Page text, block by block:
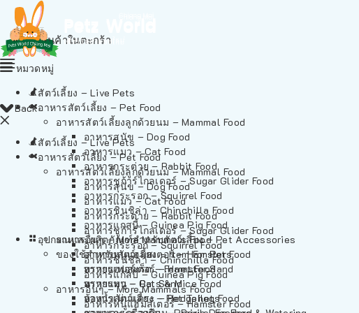
ไม่มีสินค้าในตะกร้า
Back
สัตว์เลี้ยง – Live Pets
อาหารสัตว์เลี้ยง – Pet Food
อาหารสัตว์เลี้ยงลูกด้วยนม – Mammal Food
อาหารสุนัข – Dog Food
อาหารแมว – Cat Food
อาหารกระต่าย – Rabbit Food
อาหารชูก้าร์ไกลเดอร์ – Sugar Glider Food
อาหารกระรอก – Squirrel Food
อาหารชินชิล่า – Chinchilla Food
อาหารแกสบี้ – Guinea Pig Food
อาหารอื่นๆ – More Mammals Food
อาหารหนูแฮมสเตอร์ – Hamster Food
หมวดหมู่
สัตว์เลี้ยง – Live Pets
อาหารสัตว์เลี้ยง – Pet Food
อาหารสัตว์เลี้ยงลูกด้วยนม – Mammal Food
อาหารสุนัข – Dog Food
อาหารแมว – Cat Food
อาหารกระต่าย – Rabbit Food
อาหารชูก้าร์ไกลเดอร์ – Sugar Glider Food
อาหารกระรอก – Squirrel Food
อาหารชินชิล่า – Chinchilla Food
อาหารแกสบี้ – Guinea Pig Food
อาหารอื่นๆ – More Mammals Food
อาหารหนูแฮมสเตอร์ – Hamster Food
อาหารเฟอร์เร็ต – Ferret Food
อาหารหนู – Rats & Mice Food
อาหารเม่นแคระ – Hedgehog Food
อุปกรณและผลิตภัณฑ์สำหรับสัตว์เลี้ยง – Pet Accessories
ของใช้สำหรับสัตว์เลี้ยง – Item For Pets
ทรายแฮมสเตอร์ – Hamster Sand
ทรายแมว – Cat Sand
ห้องน้ำสัตว์เลี้ยง – Pet Toilets